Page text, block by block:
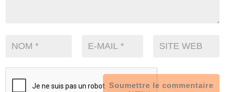
Soumettre le commentaire